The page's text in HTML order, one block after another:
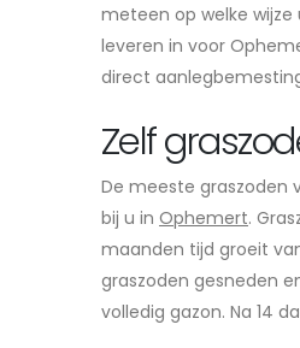
meteen op welke
leveren in voor
direct
Zelf
De meeste graszoden
bij u in Ophemert.
maanden tijd groeit
graszoden gesneden
volledig gazon. Na 14